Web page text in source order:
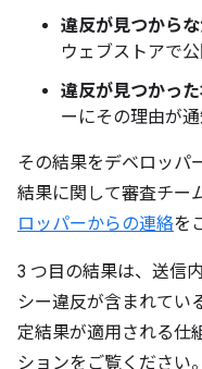
違反が見つから
ウェブストアで
違反が見つかっ
ーにその理由が通
その結果をデベロッパ
結果に関して審査チー
ロッパーからの連絡を
3 つ目の結果は、送信
シー違反が含まれてい
定結果が適用される仕
ションをご覧ください。